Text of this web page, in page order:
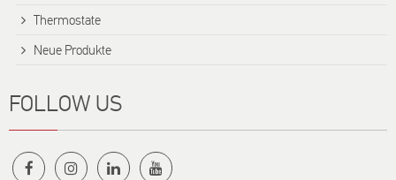
Thermostate
Neue Produkte
FOLLOW US